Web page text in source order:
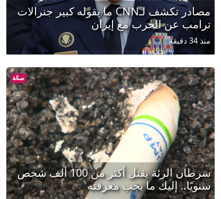
مصادر تكشف لـCNN ما يقوله كبير جنرالات
ترامب عن الحرب مع إيران
منذ 34 دقيقة
صحّة
سرطان الرئة يقتل أكثر من 100 ألف شخص
سنويًا.. إليك ما يجب معرفته